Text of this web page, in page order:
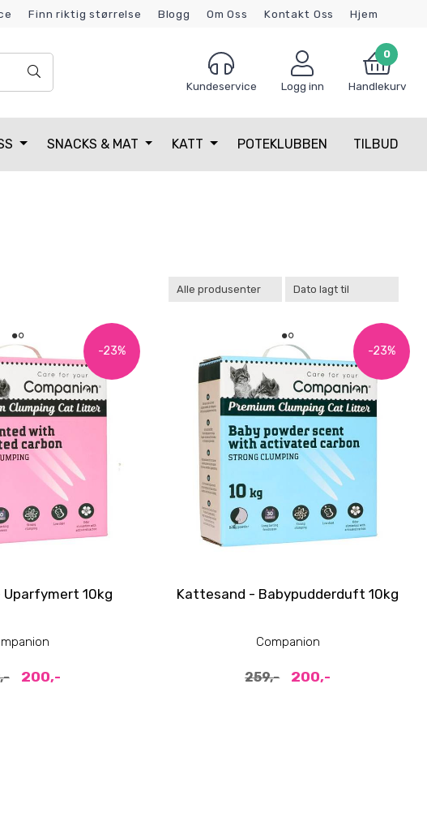
Finn riktig størrelse Blogg Om Oss Kontakt Oss
Hjem
Kundeservice Logg inn
0
Handlekurv
SNACKS & MAT KATT POTEKLUBBEN TILBUD
-23%
10kg
200,-
-23%
Kattesand - Babypudderduft 10kg
Companion
259,- 200,-